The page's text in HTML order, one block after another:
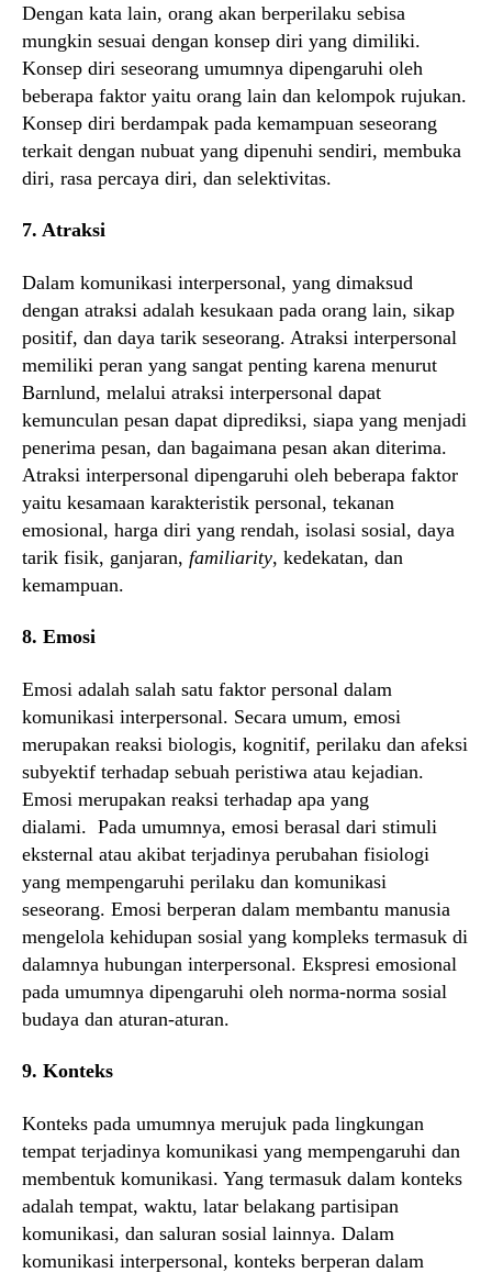
Dengan kata lain, orang akan berperilaku sebisa
mungkin sesuai dengan konsep diri yang dimiliki.
Konsep diri seseorang umumnya dipengaruhi oleh
beberapa faktor yaitu orang lain dan kelompok rujukan.
Konsep diri berdampak pada kemampuan seseorang
terkait dengan nubuat yang dipenuhi sendiri, membuka
diri, rasa percaya diri, dan selektivitas.
7. Atraksi
Dalam komunikasi interpersonal, yang dimaksud
dengan atraksi adalah kesukaan pada orang lain, sikap
positif, dan daya tarik seseorang. Atraksi interpersonal
memiliki peran yang sangat penting karena menurut
Barnlund, melalui atraksi interpersonal dapat
kemunculan pesan dapat diprediksi, siapa yang menjadi
penerima pesan, dan bagaimana pesan akan diterima.
Atraksi interpersonal dipengaruhi oleh beberapa faktor
yaitu kesamaan karakteristik personal, tekanan
emosional, harga diri yang rendah, isolasi sosial, daya
tarik fisik, ganjaran, familiarity, kedekatan, dan
kemampuan.
8. Emosi
Emosi adalah salah satu faktor personal dalam
komunikasi interpersonal. Secara umum, emosi
merupakan reaksi biologis, kognitif, perilaku dan afeksi
subyektif terhadap sebuah peristiwa atau kejadian.
Emosi merupakan reaksi terhadap apa yang
dialami. Pada umumnya, emosi berasal dari stimuli
eksternal atau akibat terjadinya perubahan fisiologi
yang mempengaruhi perilaku dan komunikasi
seseorang. Emosi berperan dalam membantu manusia
mengelola kehidupan sosial yang kompleks termasuk di
dalamnya hubungan interpersonal. Ekspresi emosional
pada umumnya dipengaruhi oleh norma-norma sosial
budaya dan aturan-aturan.
9. Konteks
Konteks pada umumnya merujuk pada lingkungan
tempat terjadinya komunikasi yang mempengaruhi dan
membentuk komunikasi. Yang termasuk dalam konteks
adalah tempat, waktu, latar belakang partisipan
komunikasi, dan saluran sosial lainnya. Dalam
komunikasi interpersonal, konteks berperan dalam